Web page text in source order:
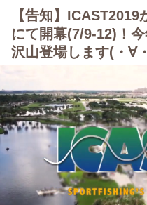
【告知】
にて開幕(7/9-12)！
沢山登場します(・∀